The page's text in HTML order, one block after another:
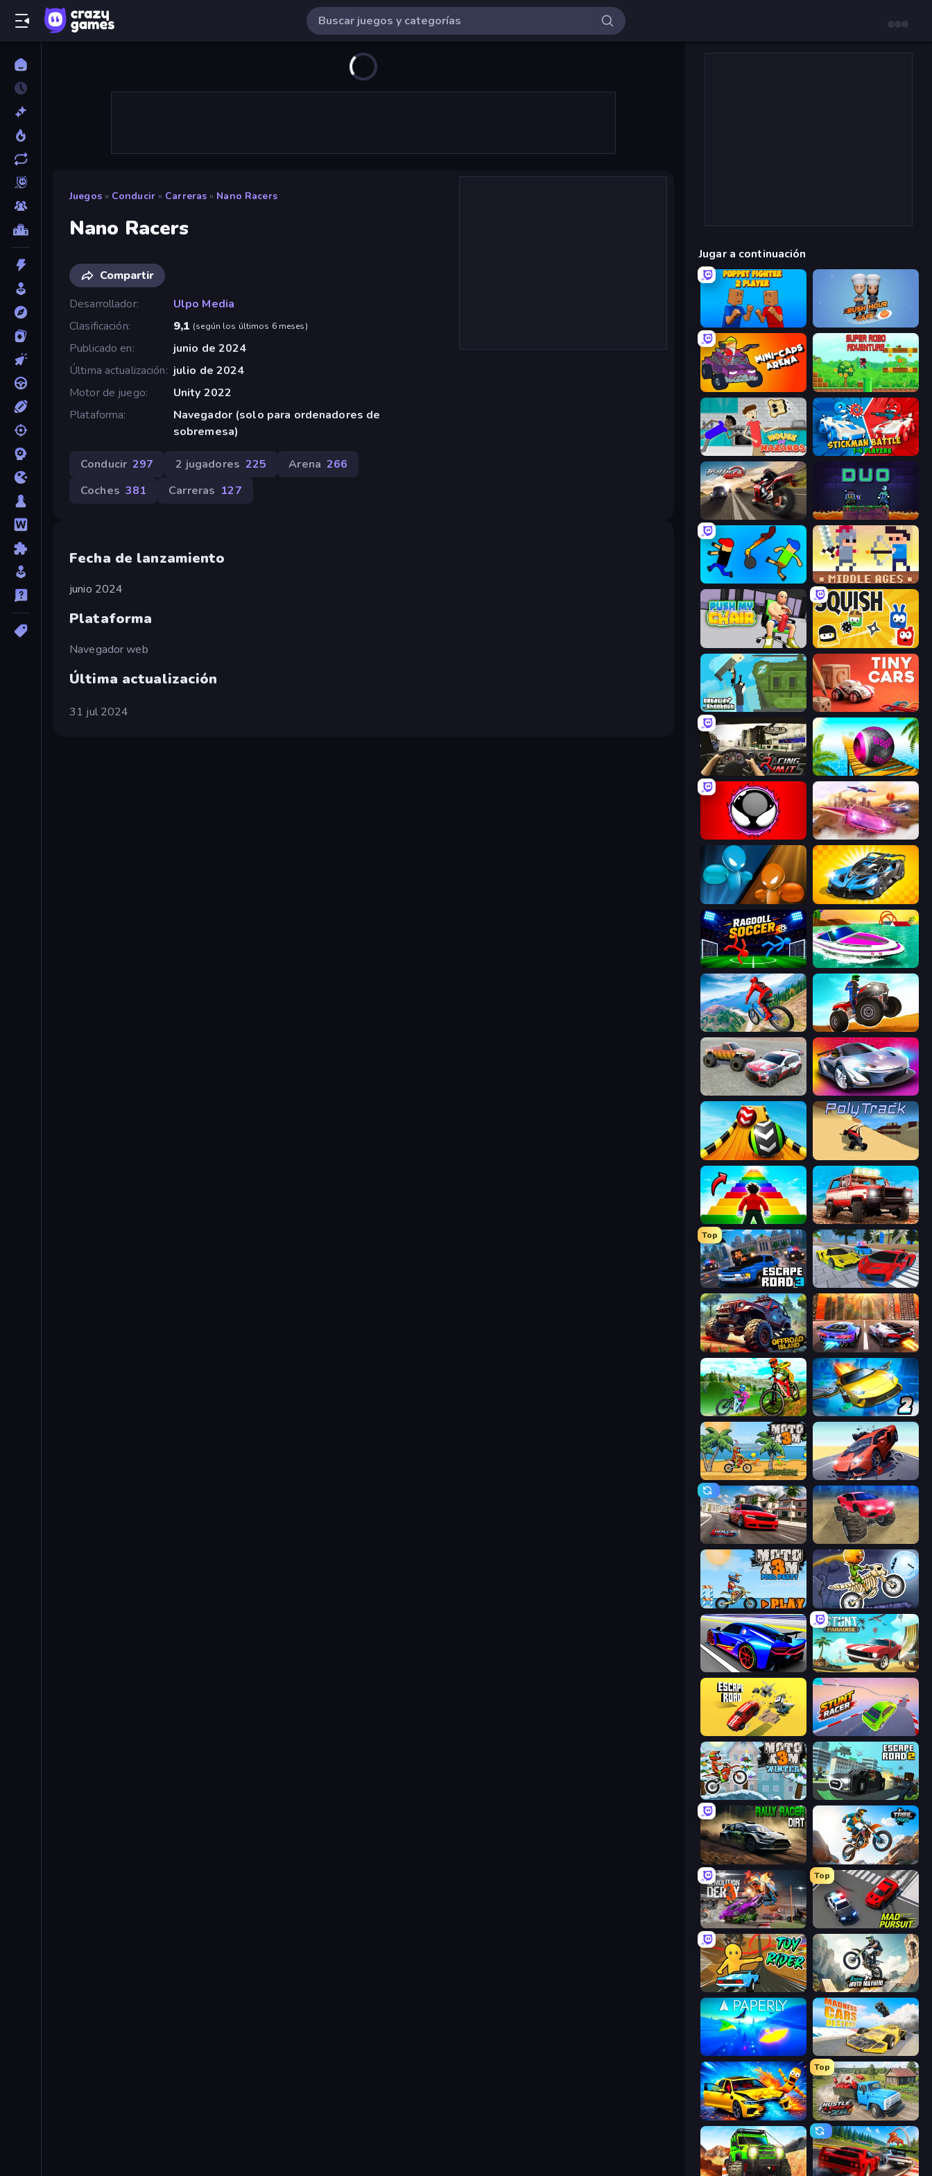
Juegos » Conducir » Carreras » Nano Racers
Nano Racers
Compartir
Desarrollador
Ulpo Media
Clasificación
9,1 (según los últimos 6 meses)
Publicado en
junio de 2024
Última actualización
julio de 2024
Motor de juego
Unity 2022
Plataforma
Navegador (solo para ordenadores de
sobremesa)
Conducir 297 2 jugadores 225 Arena 266
Coches 381 Carreras 127
Fecha de lanzamiento
junio 2024
Plataforma
Navegador web
Última actualización
31 jul 2024
Jugar a continuación
Puppet Fighter 2 Player Rush Hour Cafe
Mini-Caps: Arena Super Robo - Adventure
House of Hazards Stickman battle 1-4 Players
Traffic Rider Duo
Mini-Caps: Bombs Castle Wars: Middle Ages
Push My Chair Squish
Getaway Shootout Tiny Cars
Racing Limits Rolling Balls Sea Race
Splatmans Ultimate Flying Car
Drunken Boxing GT Cars Mega Ramps
Ragdoll Soccer 2 Players Jet Boat Racing
Riders Downhill Racing ATV Ultimate Offroad
Limitless Grand Cyber City
Sky Balls 3D
Obby Highest Jump Ever Offroad Masters Challenge
Top
Escape Road 3 Real Cars Extreme Racing
Offroad Island Night City Racing
MX Offroad Master Ultimate Flying Car 2
Moto X3M Hyper Cars Ramp Crash
Real Car Driving
Moto X3M 5: Pool Party Moto X3M 6: Spooky Land
Cyber Cars Punk Racing Stunt Paradise
Escape Road Stunt Racer
Moto X3M 4 Winter Escape Road 2
Rally Racer Dirt Trial Mania
Demolition Derby 3
Top
Mad Pursuit
Toy Rider Xtreme Moto Mayhem
Paperly: Paper Plane Adventure Madness Cars Destroy
BMG: Ragdoll Playground
Top
Hustle & Drift in ZIL